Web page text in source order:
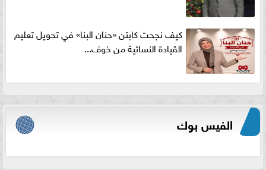
كيف نجحت كابتن «حنان البنا» في تحويل تعليم
القيادة النسائية من خوف...
الفيس بوك